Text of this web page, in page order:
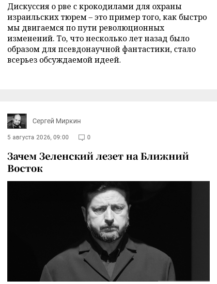
Дискуссия о рве с крокодилами для охраны
израильских тюрем – это пример того, как быстро
мы двигаемся по пути революционных
изменений. То, что несколько лет назад было
образом для псевдонаучной фантастики, стало
всерьез обсуждаемой идеей.
Сергей Миркин
5 августа 2026, 09:00 0
Зачем Зеленский лезет на Ближний
Восток